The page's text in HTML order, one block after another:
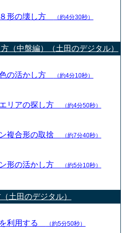
形の壊し方 （約4分30秒）
（中盤編）（土田のデジタル）
の活かし方 （約4分10秒）
リアの探し方 （約4分50秒）
複合形の取捨 （約7分40秒）
形の活かし方 （約5分10秒）
土田のデジタル）
利用する （約5分50秒）